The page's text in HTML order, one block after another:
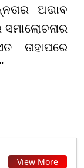
ଅଭାବ
ତାହାପରେ
View More